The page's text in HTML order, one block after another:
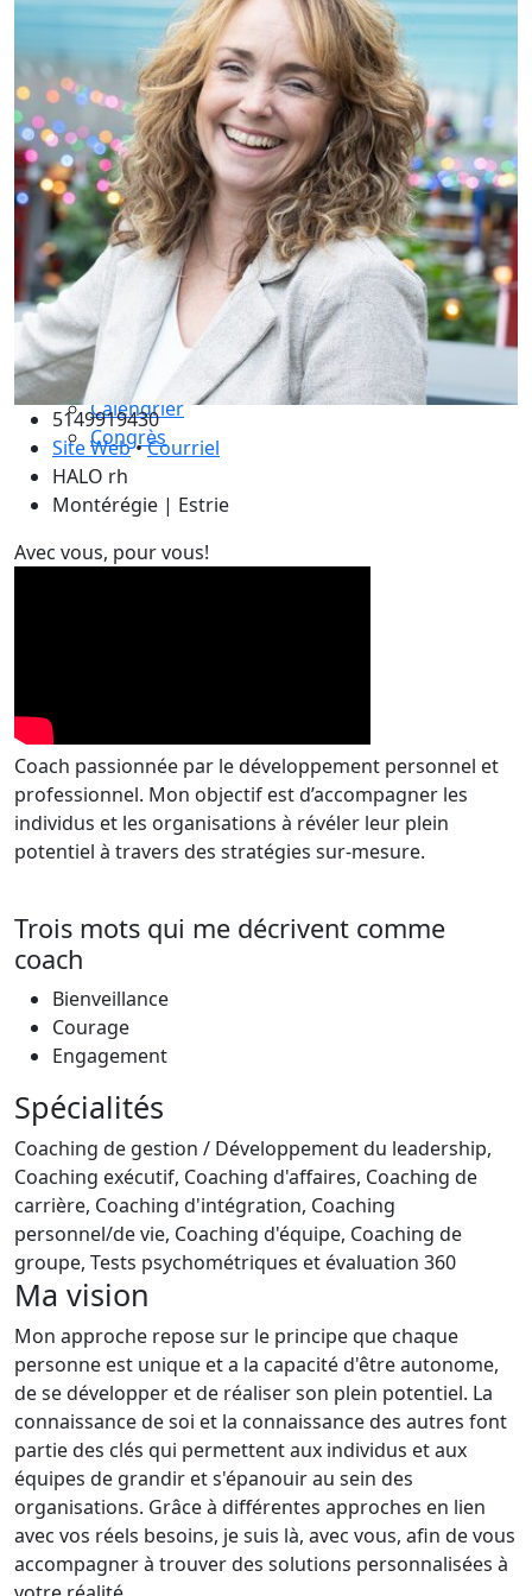
Compétences essentielles
La formation
Le processus de certification
Choisir son coach mentor
Je suis coach
Devenez membre ICF Mondial
Adhérez à ICF Québec
Les avantages ICF et ICF Québec
Adhérez à un comité
La supervision de coachs
Renouvellement de certification
Le code de déontologie
Assurance professionnelle
Activités
Calendrier
Congrès
5149919430
Site Web•Courriel
HALO rh
Montérégie | Estrie
Avec vous, pour vous!
Coach passionnée par le développement personnel et
professionnel. Mon objectif est d’accompagner les
individus et les organisations à révéler leur plein
potentiel à travers des stratégies sur-mesure.
Trois mots qui me décrivent comme
coach
Bienveillance
Courage
Engagement
Spécialités
Coaching de gestion / Développement du leadership,
Coaching exécutif, Coaching d'affaires, Coaching de
carrière, Coaching d'intégration, Coaching
personnel/de vie, Coaching d'équipe, Coaching de
groupe, Tests psychométriques et évaluation 360
Ma vision
Mon approche repose sur le principe que chaque
personne est unique et a la capacité d'être autonome,
de se développer et de réaliser son plein potentiel. La
connaissance de soi et la connaissance des autres font
partie des clés qui permettent aux individus et aux
équipes de grandir et s'épanouir au sein des
organisations. Grâce à différentes approches en lien
avec vos réels besoins, je suis là, avec vous, afin de vous
accompagner à trouver des solutions personnalisées à